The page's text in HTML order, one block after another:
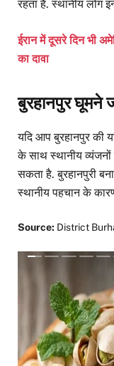
रहता है. स्थानीय लोग
ईरान में दूसरे दिन भी
का दावा
बुरहानपुर घूमने
यदि आप बुरहानपुर की
के साथ स्थानीय व्यंजनों
सकता है. बुरहानपुरी
स्थानीय पहचान के
Source: District